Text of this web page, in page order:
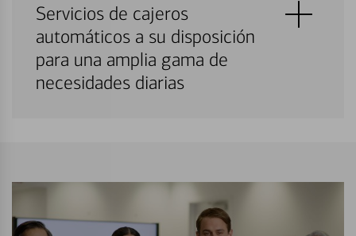
Servicios de cajeros
automáticos a su disposición
para una amplia gama de
necesidades diarias